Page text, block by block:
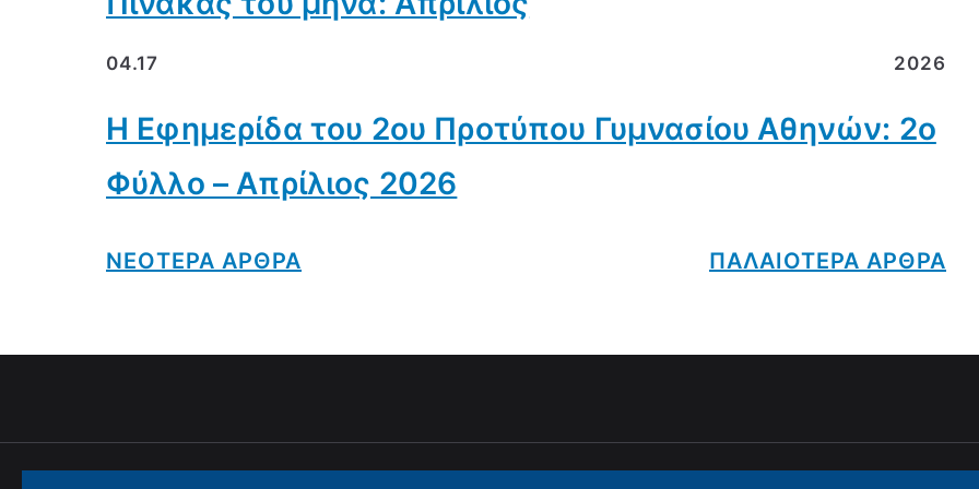
04.17 2026
Η Εφημερίδα του 2ου Προτύπου Γυμνασίου Αθηνών: 2ο
Φύλλο – Απρίλιος 2026
ΝΕOΤΕΡΑ ΑΡΘΡΑ ΠΑΛΑΙΟΤΕΡΑ ΑΡΘΡΑ